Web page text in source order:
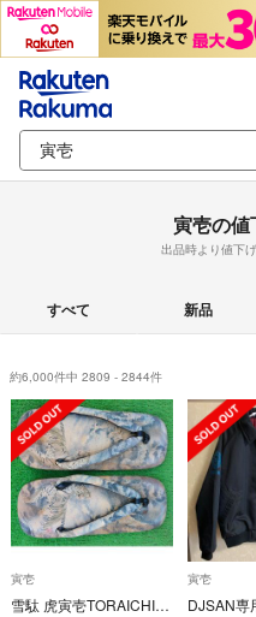
寅壱の
出品時より値下
すべて 新品
約6,000件中 2809 - 2844件
寅壱
雪駄 虎寅壱TORAICHI27 cm綺麗な音がするセッタです。
寅壱